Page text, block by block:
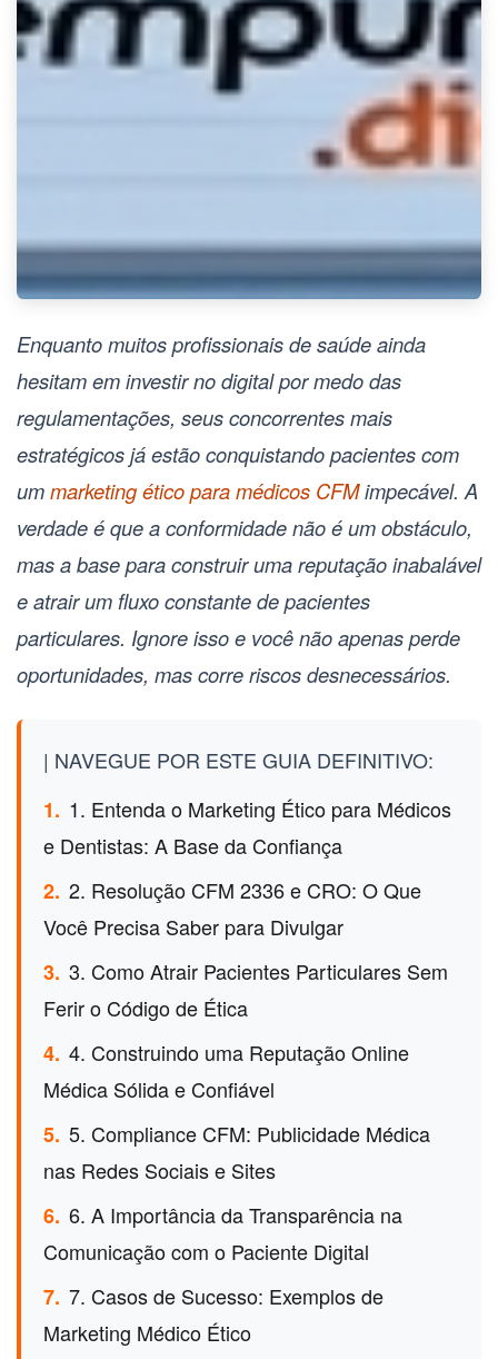
Enquanto muitos profissionais de saúde ainda
hesitam em investir no digital por medo das
regulamentações, seus concorrentes mais
estratégicos já estão conquistando pacientes com
ummarketing ético para médicos CFMimpecável. A
verdade é que a conformidade não é um obstáculo,
mas a base para construir uma reputação inabalável
e atrair um fluxo constante de pacientes
particulares. Ignore isso e você não apenas perde
oportunidades, mas corre riscos desnecessários.
| NAVEGUE POR ESTE GUIA DEFINITIVO:
1. 1. Entenda o Marketing Ético para Médicos
e Dentistas: A Base da Confiança
2. 2. Resolução CFM 2336 e CRO: O Que
Você Precisa Saber para Divulgar
3. 3. Como Atrair Pacientes Particulares Sem
Ferir o Código de Ética
4. 4. Construindo uma Reputação Online
Médica Sólida e Confiável
5. 5. Compliance CFM: Publicidade Médica
nas Redes Sociais e Sites
6. 6. A Importância da Transparência na
Comunicação com o Paciente Digital
7. 7. Casos de Sucesso: Exemplos de
Marketing Médico Ético